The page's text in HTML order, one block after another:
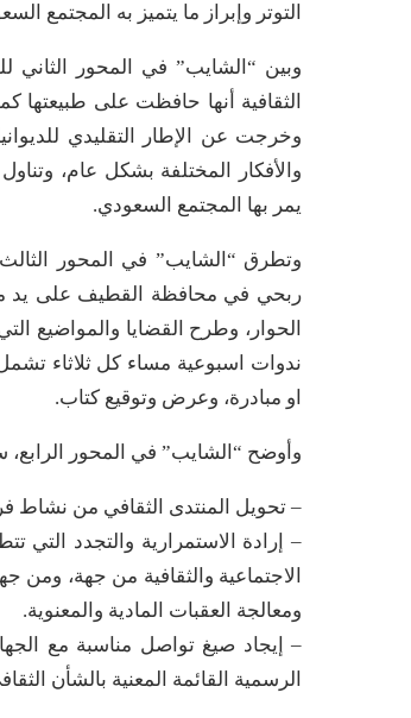
التوتر وإبراز ما يتميز به المجتمع
وبين “الشايب” في المحور الثاني
الثقافية أنها حافظت على طبيعتها
وخرجت عن الإطار التقليدي
والأفكار المختلفة بشكل عام،
يمر بها المجتمع السعودي.
ربحي في محافظة القطيف على يد
الحوار، وطرح القضايا والمواضيع
ندوات اسبوعية مساء كل ثلاثاء
او مبادرة، وعرض وتوقيع كتاب.
وأوضح “الشايب” في المحور الرابع،
– تحويل المنتدى الثقافي من
– إرادة الاستمرارية والتجدد التي
الاجتماعية والثقافية من جهة،
ومعالجة العقبات المادية والمعنوية.
– إيجاد صيغ تواصل مناسبة مع
الرسمية القائمة المعنية بالشأن